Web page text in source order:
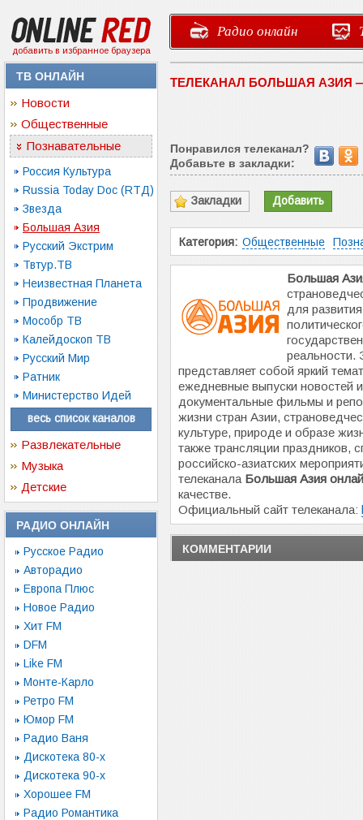
добавить в избранное браузера
Радио онлайн
ТВ ОНЛАЙН
Новости
Общественные
Познавательные
Россия Культура
Russia Today Doc (RTД)
Звезда
Большая Азия
Русский Экстрим
Твтур.ТВ
Неизвестная Планета
Продвижение
Мособр ТВ
Калейдоскоп ТВ
Русский Мир
Ратник
Министерство Идей
весь список каналов
Развлекательные
Музыка
Детские
РАДИО ОНЛАЙН
Русское Радио
Авторадио
Европа Плюс
Новое Радио
Хит FM
DFM
Like FM
Монте-Карло
Ретро FM
Юмор FM
Радио Ваня
Дискотека 80-х
Дискотека 90-х
Хорошее FM
Радио Романтика
ТЕЛЕКАНАЛ БОЛЬШАЯ АЗИЯ
Понравился телеканал?
Добавьте в закладки:
Закладки Добавить
Категория: Общественные
Большая
для
реальности.
представляет собой яркий
ежедневные выпуски новостей
документальные фильмы и
жизни стран Азии,
культуре, природе и образе
также трансляции праздников,
российско-азиатских
телеканала Большая Азия
качестве.
Официальный сайт телеканала:
КОММЕНТАРИИ